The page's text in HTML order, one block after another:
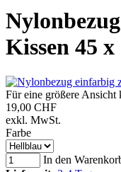
Kissen 45 x
Für eine größere Ansicht
19,00 CHF
exkl. MwSt.
Farbe
In den